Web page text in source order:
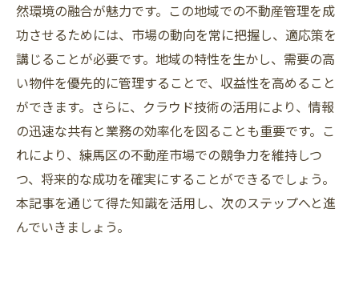
然環境の融合が魅力です。この地域での不動産管理を成
功させるためには、市場の動向を常に把握し、適応策を
講じることが必要です。地域の特性を生かし、需要の高
い物件を優先的に管理することで、収益性を高めること
ができます。さらに、クラウド技術の活用により、情報
の迅速な共有と業務の効率化を図ることも重要です。こ
れにより、練馬区の不動産市場での競争力を維持しつ
つ、将来的な成功を確実にすることができるでしょう。
本記事を通じて得た知識を活用し、次のステップへと進
んでいきましょう。